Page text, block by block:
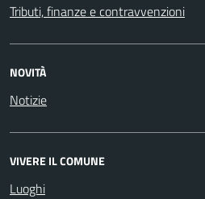
Tributi, finanze e contravvenzioni
NOVITÀ
Notizie
VIVERE IL COMUNE
Luoghi